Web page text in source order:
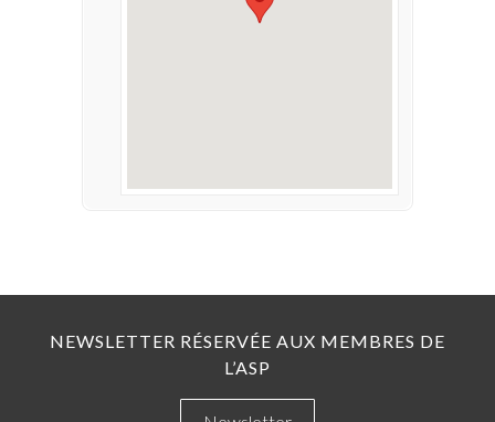
NEWSLETTER RÉSERVÉE AUX MEMBRES DE
L’ASP